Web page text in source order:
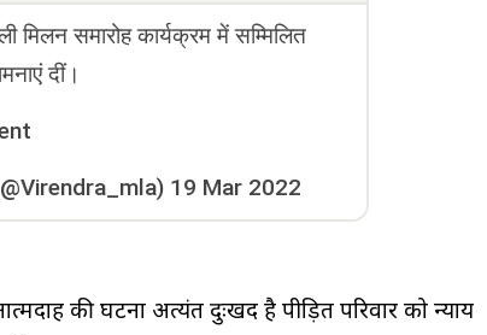
समारोह कार्यक्रम में सम्मिलित
दीं।
19 Mar 2022
की घटना अत्यंत दुःखद है पीड़ित परिवार को न्याय